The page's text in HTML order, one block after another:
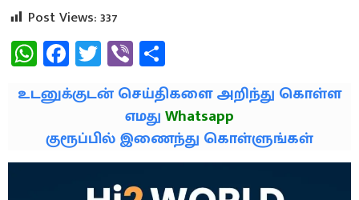
Post Views:337
WhatsApp
Facebook
Twitter
Viber
உடனுக்குடன் செய்திகளை அறிந்து கொள்ள
எமதுWhatsapp
குரூப்பில் இணைந்து கொள்ளுங்கள்